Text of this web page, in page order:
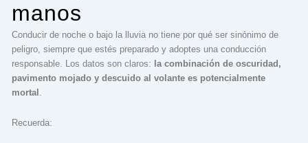
manos
Conducir de noche o bajo la lluvia no tiene por qué ser sinónimo de
peligro, siempre que estés preparado y adoptes una conducción
responsable. Los datos son claros: la combinación de oscuridad,
pavimento mojado y descuido al volante es potencialmente
mortal .
Recuerda: